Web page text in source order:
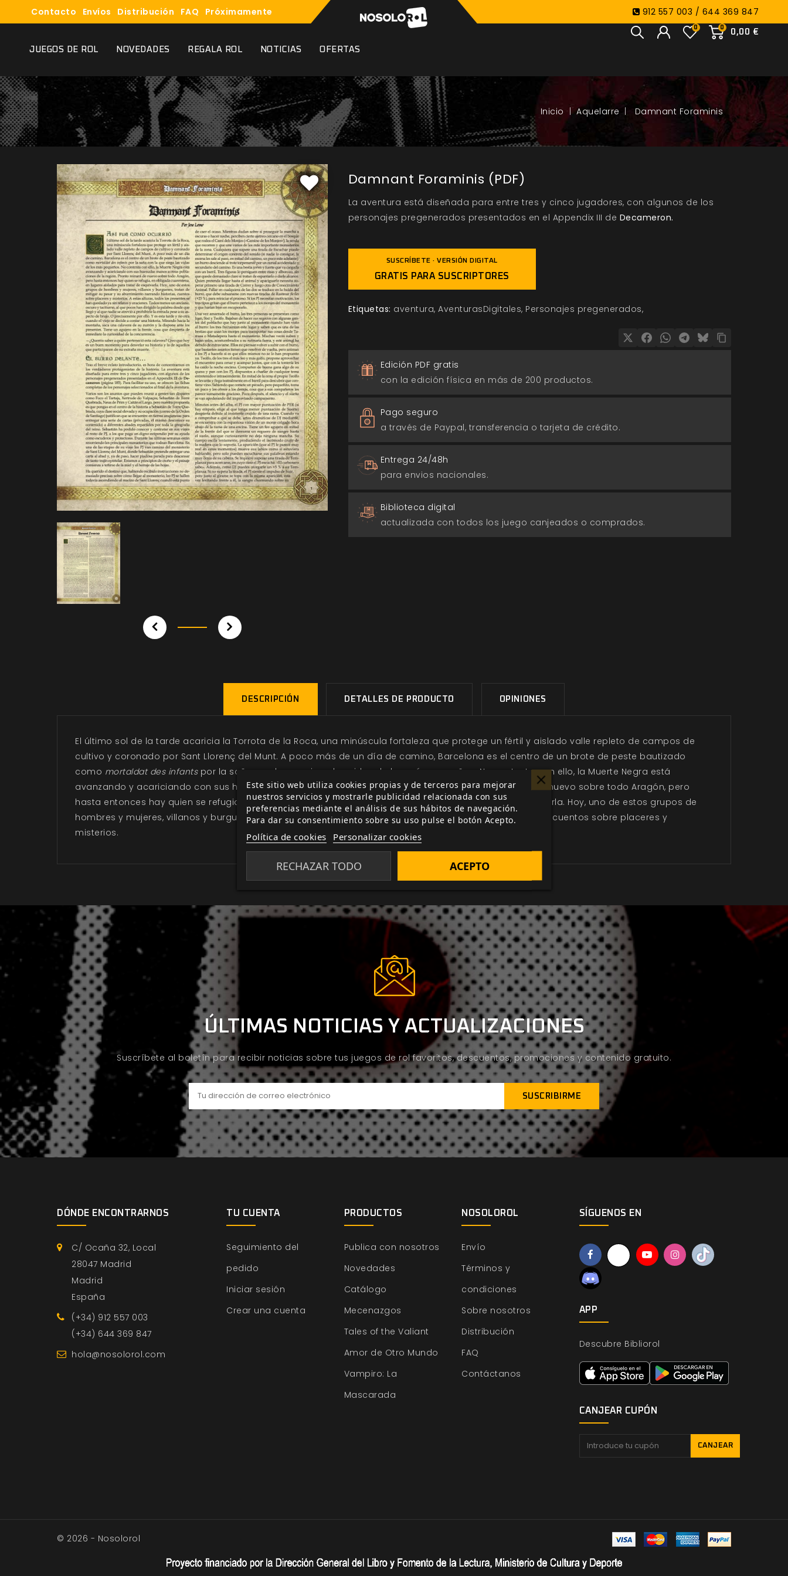
Contacto Envíos Distribución FAQ Próximamente 912 557 003 / 644 369 847
0
0,00 €
0
JUEGOS DE ROL NOVEDADES REGALA ROL NOTICIAS OFERTAS
Aquelarre Damnant Foraminis
Damnant Foraminis (PDF)
La aventura está diseñada para entre tres y cinco jugadores, con algunos de los
personajes pregenerados presentados en el Appendix III de Decameron.
SUSCRÍBETE · VERSIÓN DIGITAL
GRATIS PARA SUSCRIPTORES
Etiquetas: aventura AventurasDigitales Personajes pregenerados
Edición PDF gratis
con la edición física en más de 200 productos.
Pago seguro
a través de Paypal, transferencia o tarjeta de crédito.
Entrega 24/48h
para envios nacionales.
Biblioteca digital
actualizada con todos los juego canjeados o comprados.
DESCRIPCIÓN DETALLES DE PRODUCTO OPINIONES
El último sol de la tarde acaricia la Torrota de la Roca, una minúscula fortaleza que protege un fértil y aislado valle repleto de campos de
cultivo y coronado por Sant Llorenç del Munt. A poco más de un día de camino, Barcelona es el centro de un brote de peste bautizado
como mortaldat des infants por la saña con la que siega las vidas de los más pequeños. No contenta con ello, la Muerte Negra está
avanzando y acariciando con sus huesudas manos a otras poblaciones de la región. Pronto reinará de nuevo sobre todo Aragón, pero
hasta entonces hay quien se refugia, en obligada cuarentena, en lugares aislados para tratar de esquivarla. Hoy, uno de estos grupos de
hombres y mujeres, villanos y burgueses, tratan de mitigar su pesar y su aburrimiento narrando historias, cuentos sobre placeres y
misterios.
ÚLTIMAS NOTICIAS Y ACTUALIZACIONES
Suscríbete al boletín para recibir noticias sobre tus juegos de rol favoritos, descuentos, promociones y contenido gratuito.
DÓNDE ENCONTRARNOS
C/ Ocaña 32, Local
28047 Madrid
Madrid
España
(+34) 912 557 003
(+34) 644 369 847
hola@nosolorol.com
TU CUENTA
Seguimiento del
pedido
Iniciar sesión
Crear una cuenta
PRODUCTOS
Publica con nosotros
Novedades
Catálogo
Mecenazgos
Tales of the Valiant
Amor de Otro Mundo
Vampiro: La
Mascarada
NOSOLOROL
Envío
Términos y
condiciones
Sobre nosotros
Distribución
FAQ
Contáctanos
SÍGUENOS EN
Este sitio web utiliza cookies propias y de terceros para mejorar
nuestros servicios y mostrarle publicidad relacionada con sus
preferencias mediante el análisis de sus hábitos de navegación.
Para dar su consentimiento sobre su uso pulse el botón Acepto.
Política de cookies Personalizar cookies
RECHAZAR TODO ACEPTO
APP
Descubre Bibliorol
CANJEAR CUPÓN
CANJEAR
© 2026 - Nosolorol